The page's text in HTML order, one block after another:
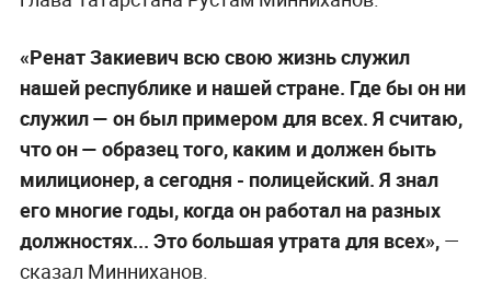
«Ренат Закиевич всю свою жизнь служил
нашей республике и нашей стране. Где бы он ни
служил — он был примером для всех. Я считаю,
что он — образец того, каким и должен быть
милиционер, а сегодня - полицейский. Я знал
его многие годы, когда он работал на разных
должностях... Это большая утрата для всех»,—
сказал Минниханов.